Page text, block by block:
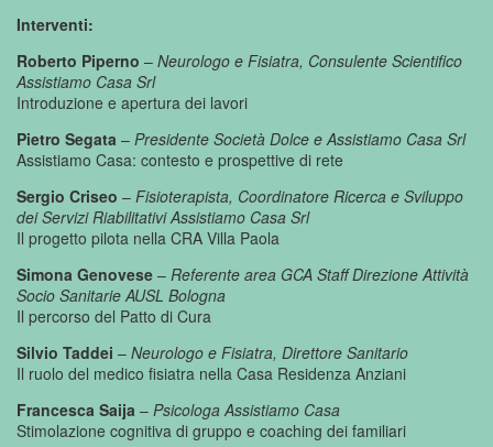
Interventi:
Roberto Piperno – Neurologo e Fisiatra, Consulente Scientifico
Assistiamo Casa Srl
Introduzione e apertura dei lavori
Pietro Segata – Presidente Società Dolce e Assistiamo Casa Srl
Assistiamo Casa: contesto e prospettive di rete
Sergio Criseo – Fisioterapista, Coordinatore Ricerca e Sviluppo
dei Servizi Riabilitativi Assistiamo Casa Srl
Il progetto pilota nella CRA Villa Paola
Simona Genovese – Referente area GCA Staff Direzione Attività
Socio Sanitarie AUSL Bologna
Il percorso del Patto di Cura
Silvio Taddei – Neurologo e Fisiatra, Direttore Sanitario
Il ruolo del medico fisiatra nella Casa Residenza Anziani
Francesca Saija – Psicologa Assistiamo Casa
Stimolazione cognitiva di gruppo e coaching dei familiari